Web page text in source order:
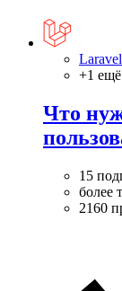
Laravel
+1 ещё
Что
15
более
2160